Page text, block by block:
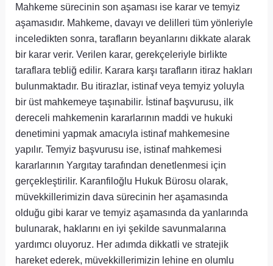
Mahkeme sürecinin son aşaması ise karar ve temyiz
aşamasıdır. Mahkeme, davayı ve delilleri tüm yönleriyle
inceledikten sonra, tarafların beyanlarını dikkate alarak
bir karar verir. Verilen karar, gerekçeleriyle birlikte
taraflara tebliğ edilir. Karara karşı tarafların itiraz hakları
bulunmaktadır. Bu itirazlar, istinaf veya temyiz yoluyla
bir üst mahkemeye taşınabilir. İstinaf başvurusu, ilk
dereceli mahkemenin kararlarının maddi ve hukuki
denetimini yapmak amacıyla istinaf mahkemesine
yapılır. Temyiz başvurusu ise, istinaf mahkemesi
kararlarının Yargıtay tarafından denetlenmesi için
gerçekleştirilir. Karanfiloğlu Hukuk Bürosu olarak,
müvekkillerimizin dava sürecinin her aşamasında
olduğu gibi karar ve temyiz aşamasında da yanlarında
bulunarak, haklarını en iyi şekilde savunmalarına
yardımcı oluyoruz. Her adımda dikkatli ve stratejik
hareket ederek, müvekkillerimizin lehine en olumlu